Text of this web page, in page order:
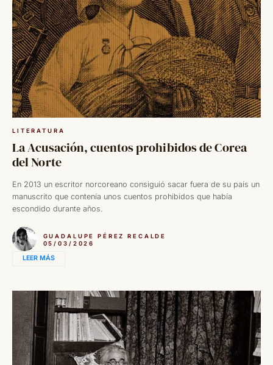
LITERATURA
La Acusación, cuentos prohibidos de Corea
del Norte
En 2013 un escritor norcoreano consiguió sacar fuera de su país un
manuscrito que contenía unos cuentos prohibidos que había
escondido durante años.
GUADALUPE PÉREZ RECALDE
05/03/2026
LEER MÁS